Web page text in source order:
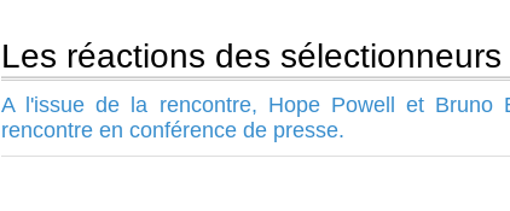
Les réactions des sélectionneurs
A l'issue de la rencontre, Hope Powell et Bruno
rencontre en conférence de presse.